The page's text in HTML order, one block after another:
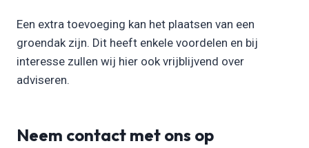
Een extra toevoeging kan het plaatsen van een
groendak zijn. Dit heeft enkele voordelen en bij
interesse zullen wij hier ook vrijblijvend over
adviseren.
Neem contact met ons op